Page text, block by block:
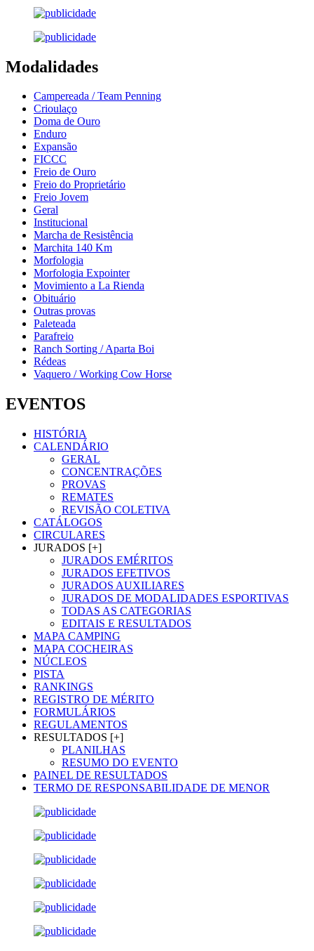
Modalidades
Campereada / Team Penning
Crioulaço
Doma de Ouro
Enduro
Expansão
FICCC
Freio de Ouro
Freio do Proprietário
Freio Jovem
Geral
Institucional
Marcha de Resistência
Marchita 140 Km
Morfologia
Morfologia Expointer
Movimiento a La Rienda
Obituário
Outras provas
Paleteada
Parafreio
Ranch Sorting / Aparta Boi
Rédeas
Vaquero / Working Cow Horse
EVENTOS
HISTÓRIA
CALENDÁRIO
GERAL
CONCENTRAÇÕES
PROVAS
REMATES
REVISÃO COLETIVA
CATÁLOGOS
CIRCULARES
JURADOS [+]
JURADOS EMÉRITOS
JURADOS EFETIVOS
JURADOS AUXILIARES
JURADOS DE MODALIDADES ESPORTIVAS
TODAS AS CATEGORIAS
EDITAIS E RESULTADOS
MAPA CAMPING
MAPA COCHEIRAS
NÚCLEOS
PISTA
RANKINGS
REGISTRO DE MÉRITO
FORMULÁRIOS
REGULAMENTOS
RESULTADOS [+]
PLANILHAS
RESUMO DO EVENTO
PAINEL DE RESULTADOS
TERMO DE RESPONSABILIDADE DE MENOR